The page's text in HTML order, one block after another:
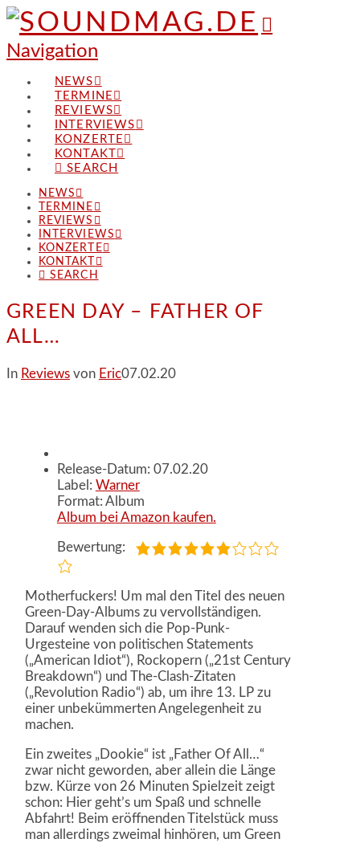
Navigation
NEWS
TERMINE
REVIEWS
INTERVIEWS
KONZERTE
KONTAKT
SEARCH
NEWS
TERMINE
REVIEWS
INTERVIEWS
KONZERTE
KONTAKT
SEARCH
GREEN DAY – FATHER OF
ALL…
In Reviews von Eric07.02.20
Release-Datum: 07.02.20
Label: Warner
Format: Album
Album bei Amazon kaufen.
Bewertung:
Motherfuckers! Um mal den Titel des neuen
Green-Day-Albums zu vervollständigen.
Darauf wenden sich die Pop-Punk-
Urgesteine von politischen Statements
(„American Idiot“), Rockopern („21st Century
Breakdown“) und The-Clash-Zitaten
(„Revolution Radio“) ab, um ihre 13. LP zu
einer unbekümmerten Angelegenheit zu
machen.
Ein zweites „Dookie“ ist „Father Of All…“
zwar nicht geworden, aber allein die Länge
bzw. Kürze von 26 Minuten Spielzeit zeigt
schon: Hier geht’s um Spaß und schnelle
Abfahrt! Beim eröffnenden Titelstück muss
man allerdings zweimal hinhören, um Green